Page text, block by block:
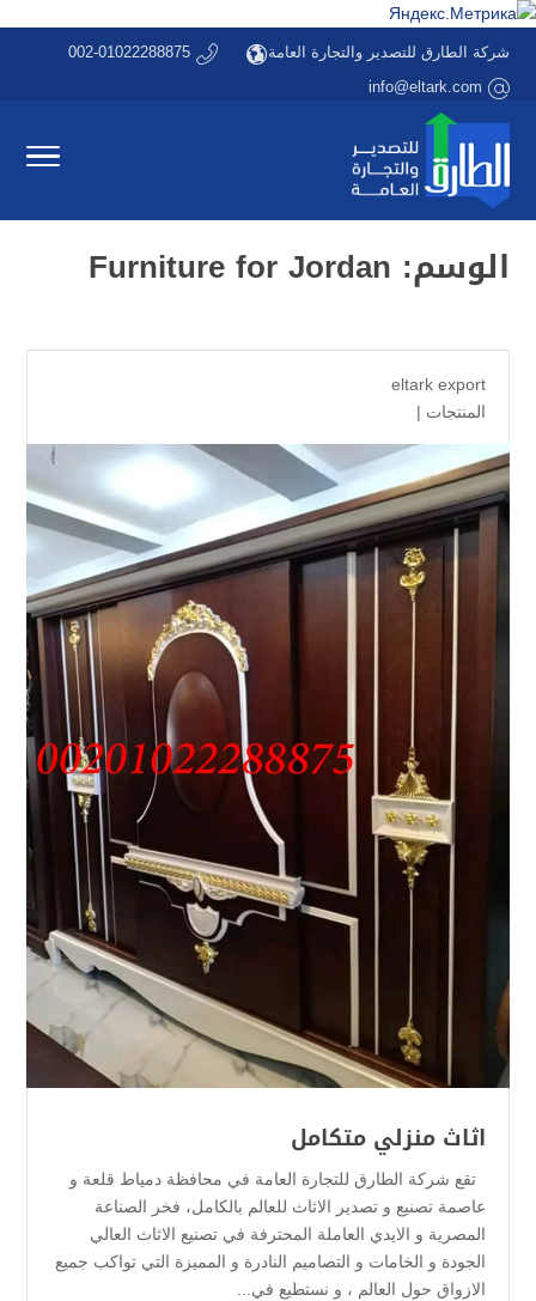
شركة الطارق للتصدير والتجارة العامة
002-01022288875
info@eltark.com
الوسم: Furniture for Jordan
eltark export
المنتجات |
اثاث منزلي متكامل
تقع شركة الطارق للتجارة العامة في محافظة دمياط قلعة و
عاصمة تصنيع و تصدير الاثاث للعالم بالكامل، فخر الصناعة
المصرية و الايدي العاملة المحترفة في تصنيع الاثاث العالي
الجودة و الخامات و التصاميم النادرة و المميزة التي تواكب جميع
الازواق حول العالم ، و نستطيع في...